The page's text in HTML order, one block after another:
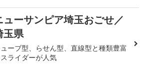
ューサンピア埼玉おごせ／
玉県
ーブ型、らせん型、直線型と種類豊富
ライダーが人気